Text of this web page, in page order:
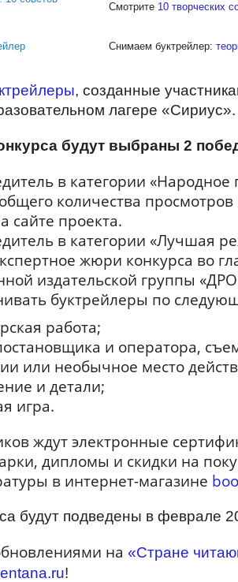
Смотрите 10 творческих
Снимаем буктрейлер:
, созданные
лагере «Сириус».
будут выбраны 2
в категории «Народное
количества
сайте проекта.
в категории «Лучшая
жюри конкурса во
издательской группы
буктрейлеры по
работа;
и оператора,
или необычное место
и детали;
игра.
ждут электронные
дипломы и скидки на
в интернет-магазине
будут подведены в феврале
на «Стране
!